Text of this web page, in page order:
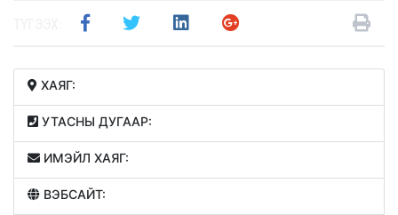
ХАЯГ:
УТАСНЫ ДУГААР:
ИМЭЙЛ ХАЯГ:
ВЭБСАЙТ: